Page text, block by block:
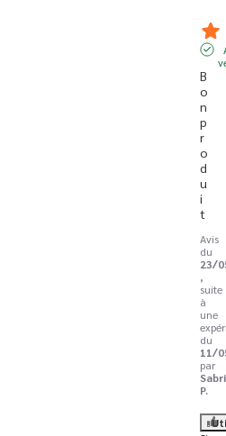
B
o
n
p
r
o
d
u
i
t
Avis
du
23/
,
suite
à
une
du
11/
par
P.